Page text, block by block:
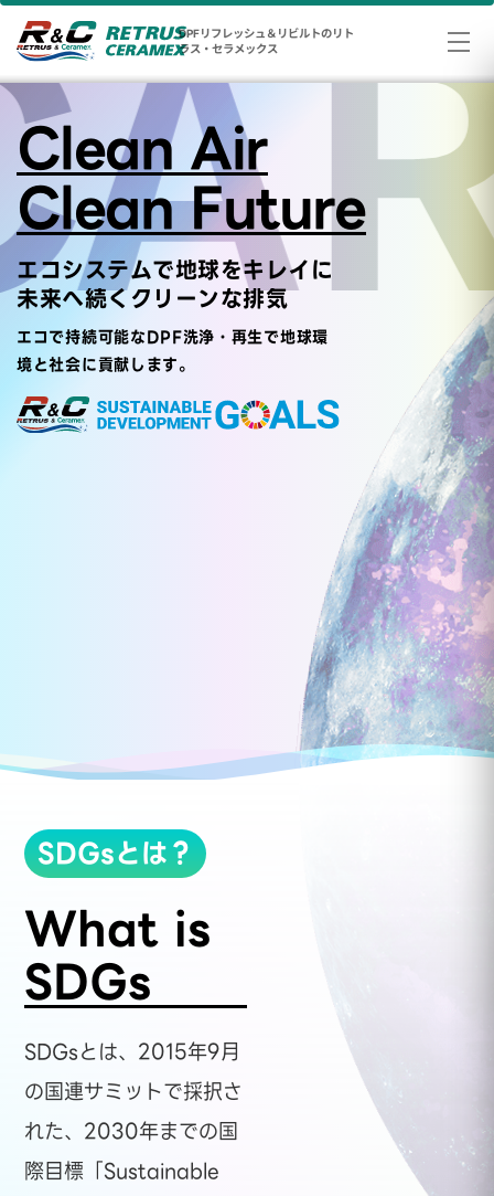
DPFリフレッシュ＆リビルトのリト
ラス・セラメックス
Clean Air
Clean Future
エコシステムで地球をキレイに
未来へ続くクリーンな排気
エコで持続可能なDPF洗浄・再生で地球環
境と社会に貢献します。
SDGsとは？
What is
SDGs
SDGsとは、2015年9月
の国連サミットで採択さ
れた、2030年までの国
際目標「Sustainable